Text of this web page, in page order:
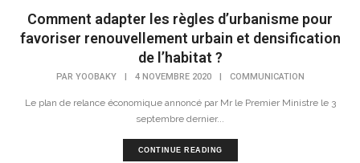
Comment adapter les règles d’urbanisme pour
favoriser renouvellement urbain et densification
de l’habitat ?
PAR YOOBAKY 4 NOVEMBRE 2020 COMMUNICATION
Le plan de relance économique annoncé par Mr le Premier Ministre le 3
septembre dernier...
CONTINUE READING